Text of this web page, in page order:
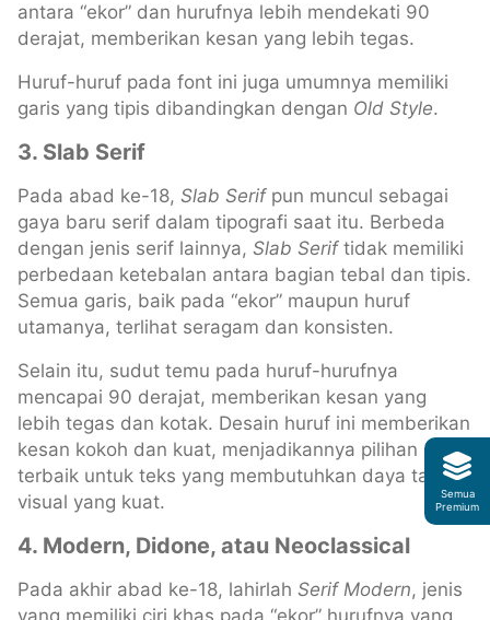
antara “ekor” dan hurufnya lebih mendekati 90
derajat, memberikan kesan yang lebih tegas.
Huruf-huruf pada font ini juga umumnya memiliki
garis yang tipis dibandingkan dengan Old Style.
3. Slab Serif
Pada abad ke-18, Slab Serifpun muncul sebagai
gaya baru serif dalam tipografi saat itu. Berbeda
dengan jenis serif lainnya, Slab Seriftidak memiliki
perbedaan ketebalan antara bagian tebal dan tipis.
Semua garis, baik pada “ekor” maupun huruf
utamanya, terlihat seragam dan konsisten.
Selain itu, sudut temu pada huruf-hurufnya
mencapai 90 derajat, memberikan kesan yang
lebih tegas dan kotak. Desain huruf ini memberikan
kesan kokoh dan kuat, menjadikannya pilihan
terbaik untuk teks yang membutuhkan daya tarik
visual yang kuat.
4. Modern, Didone, atau Neoclassical
Pada akhir abad ke-18, lahirlah Serif Modern, jenis
Semua
Premium